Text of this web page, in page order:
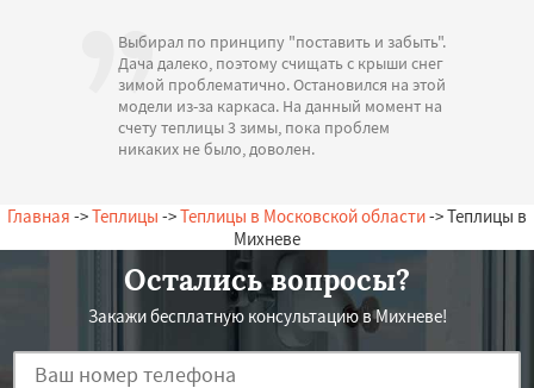
Выбирал по принципу "поставить и забыть".
Дача далеко, поэтому счищать с крыши снег
зимой проблематично. Остановился на этой
модели из-за каркаса. На данный момент на
счету теплицы 3 зимы, пока проблем
никаких не было, доволен.
Главная ->Теплицы ->Теплицы в Московской области-> Теплицы в
Михневе
Остались вопросы?
Закажи бесплатную консультацию в Михневе!